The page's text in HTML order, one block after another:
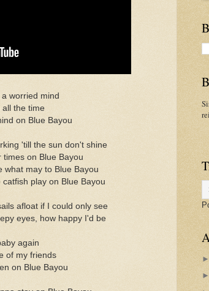
a worried mind
all the time
on Blue Bayou
'till the sun don't shine
times on Blue Bayou
what may to Blue Bayou
play on Blue Bayou
afloat if I could only see
eyes, how happy I'd be
again
of my friends
on Blue Bayou